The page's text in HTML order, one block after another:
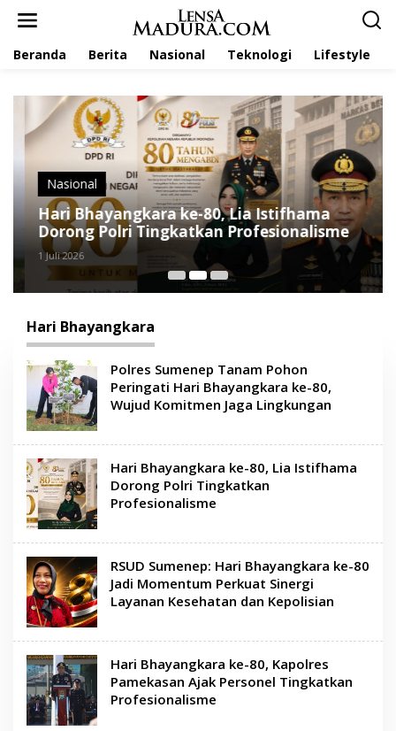
Beranda Berita Nasional Teknologi Lifestyle
Nasional
Hari Bhayangkara ke-80, Lia Istifhama
Dorong Polri Tingkatkan Profesionalisme
1 Juli 2026
Hari Bhayangkara
Polres Sumenep Tanam Pohon
Peringati Hari Bhayangkara ke-80,
Wujud Komitmen Jaga Lingkungan
Hari Bhayangkara ke-80, Lia Istifhama
Dorong Polri Tingkatkan
Profesionalisme
RSUD Sumenep: Hari Bhayangkara ke-80
Jadi Momentum Perkuat Sinergi
Layanan Kesehatan dan Kepolisian
Hari Bhayangkara ke-80, Kapolres
Pamekasan Ajak Personel Tingkatkan
Profesionalisme